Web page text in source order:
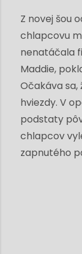
Z novej šou
chlapcovu
nenatáčala
Maddie,
Očakáva sa,
hviezdy. V
podstaty
chlapcov
zapnutého